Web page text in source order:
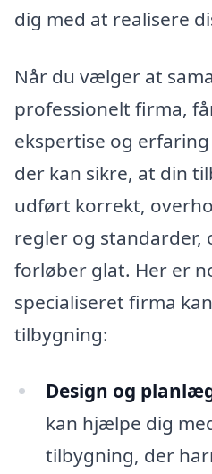
dig med at realisere
Når du vælger at
professionelt firma,
ekspertise og
der kan sikre, at din
udført korrekt,
regler og standarder,
forløber glat. Her er
specialiseret firma
tilbygning:
Design og
kan hjælpe dig
tilbygning, der